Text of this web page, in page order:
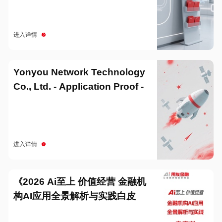
进入详情
Yonyou Network Technology
Co., Ltd. - Application Proof -
进入详情
《2026 Ai至上 价值经营 金融机
构AI应用全景解析与实践白皮